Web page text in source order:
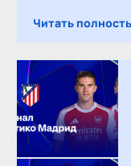
Читать